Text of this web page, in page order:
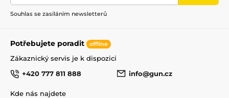
Souhlas se zasíláním newsletterů
Potřebujete poradit offline
Zákaznický servis je k dispozici
+420 777 811 888
info@gun.cz
Kde nás najdete